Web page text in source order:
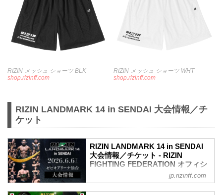
RIZIN メッシュ ショーツ BLK
shop.rizinff.com
RIZIN メッシュ ショーツ WHT
shop.rizinff.com
RIZIN LANDMARK 14 in SENDAI 大会情報／チ
ケット
RIZIN LANDMARK 14 in SENDAI
大会情報／チケット - RIZIN
FIGHTING FEDERATION オフィシ
jp.rizinff.com